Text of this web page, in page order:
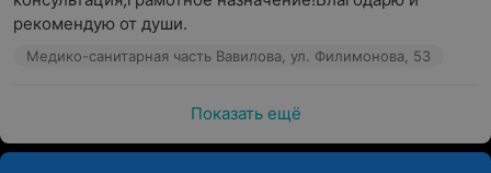
рекомендую от души.
Медико-санитарная часть Вавилова, ул. Филимонова, 53
Показать ещё